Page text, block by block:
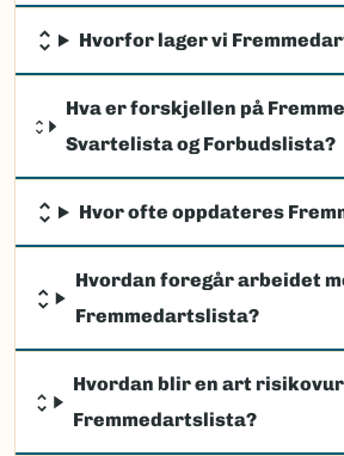
Hvorfor lager vi
Hva er forskjellen på
Svartelista og Forbudslista?
Hvor ofte oppdateres
Hvordan foregår arbeidet
Fremmedartslista?
Hvordan blir en art
Fremmedartslista?